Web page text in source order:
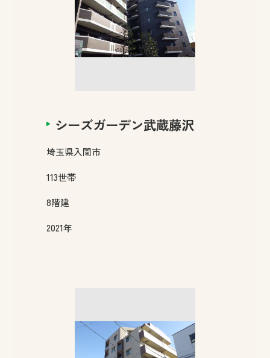
シーズガーデン武蔵藤沢
埼玉県入間市
113世帯
8階建
2021年